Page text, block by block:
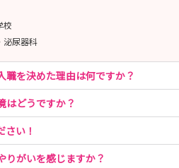
校
泌尿器科
職を決めた理由は何ですか？
はどうですか？
い！
りがいを感じますか？